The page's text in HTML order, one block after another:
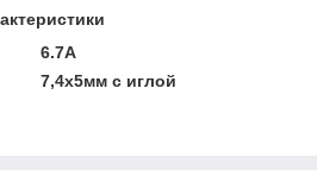
6.7A
7,4x5мм с иглой